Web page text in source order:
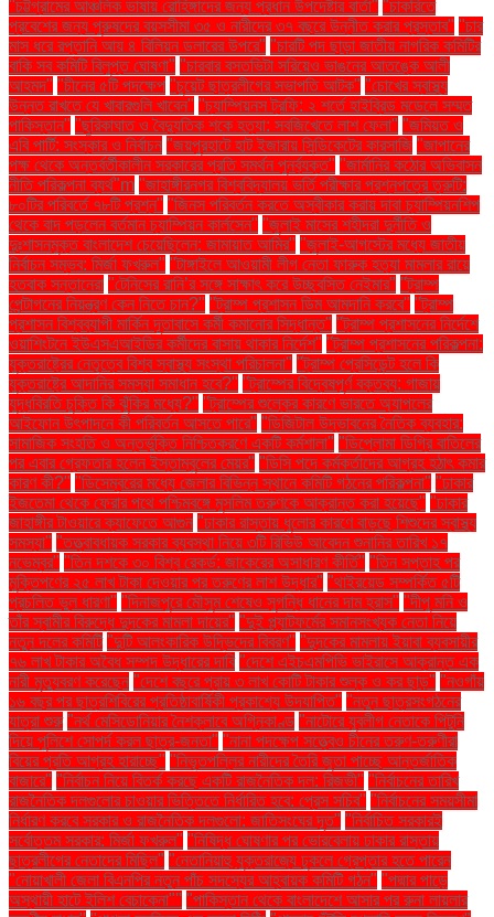
"চট্টগ্রামের আঞ্চলিক ভাষায় রোহিঙ্গাদের জন্য প্রধান উপদেষ্টার বার্তা" "চাকরিতে
প্রবেশের জন্য পুরুষদের বয়সসীমা ৩৫ ও নারীদের ৩৭ বছরে উন্নীত করার প্রস্তাব" "চার
মাস ধরে রপ্তানি আয় ৪ বিলিয়ন ডলারের উপরে" "চারটি পদ ছাড়া জাতীয় নাগরিক কমিটির
বাকি সব কমিটি বিলুপ্ত ঘোষণা" "চারবার বসতভিটা সরিয়েও ভাঙনের আতঙ্কে আলী
আহমদ" "চীনের ৫টি পদক্ষেপ "চুয়েট ছাত্রলীগের সভাপতি আটক" "চোখের স্বাস্থ্য
উন্নত রাখতে যে খাবারগুলি খাবেন" "চ্যাম্পিয়নস ট্রফি: ২ শর্তে হাইব্রিড মডেলে সম্মত
পাকিস্তান" "ছুরিকাঘাত ও বৈদ্যুতিক শকে হত্যা: সবজিখেতে লাশ ফেলা" "জমিয়ত ও
এবি পার্টি: সংস্কার ও নির্বাচন "জয়পুরহাটে হাট ইজারায় সিন্ডিকেটের কারসাজি "জাপানের
পক্ষ থেকে অন্তর্বর্তীকালীন সরকারের প্রতি সমর্থন পুনর্ব্যক্ত" "জার্মানির কঠোর অভিবাসন
নীতি পরিকল্পনা ব্যর্থ"m "জাহাঙ্গীরনগর বিশ্ববিদ্যালয় ভর্তি পরীক্ষার প্রশ্নপত্রে ত্রুটি:
৮০টির পরিবর্তে ৭৮টি প্রশ্ন" "জিনস পরিবর্তন করতে অস্বীকার করায় দাবা চ্যাম্পিয়নশিপ
থেকে বাদ পড়লেন বর্তমান চ্যাম্পিয়ন কার্লসেন" "জুলাই মাসের শহীদরা দুর্নীতি ও
দুঃশাসনমুক্ত বাংলাদেশ চেয়েছিলেন: জামায়াত আমির" "জুলাই-আগস্টের মধ্যে জাতীয়
নির্বাচন সম্ভব: মির্জা ফখরুল" "টাঙ্গাইলে আওয়ামী লীগ নেতা ফারুক হত্যা মামলার রায়ে
হতবাক সন্তানেরা "টেনিসের রানি’র সঙ্গে সাক্ষাৎ করে উচ্ছ্বসিত নেইমার" "ট্রাম্প
পেন্টাগনের নিয়ন্ত্রণ কেন নিতে চান?" "ট্রাম্প প্রশাসন ডিম আমদানি করবে" "ট্রাম্প
প্রশাসন বিশ্বব্যাপী মার্কিন দূতাবাসে কর্মী কমানোর সিদ্ধান্ত" "ট্রাম্প প্রশাসনের নির্দেশে
ওয়াশিংটনে ইউএসএআইডির কর্মীদের বাসায় থাকার নির্দেশ" "ট্রাম্প প্রশাসনের পরিকল্পনা:
যুক্তরাষ্ট্রের নেতৃত্বে বিশ্ব স্বাস্থ্য সংস্থা পরিচালনা" "ট্রাম্প প্রেসিডেন্ট হলে কি
যুক্তরাষ্ট্রে আদানির সমস্যা সমাধান হবে?" "ট্রাম্পের বিদ্বেষপূর্ণ বক্তব্য: গাজায়
যুদ্ধবিরতি চুক্তি কি ঝুঁকির মধ্যে?" "ট্রাম্পের শুল্কের কারণে ভারতে অ্যাপলের
আইফোন উৎপাদনে কী পরিবর্তন আসতে পারে" "ডিজিটাল উদ্ভাবনের নৈতিক ব্যবহার:
সামাজিক সংহতি ও অন্তর্ভুক্তি নিশ্চিতকরণে একটি কর্মশালা" "ডিপ্লোমা ডিগ্রি বাতিলের
পর এবার গ্রেফতার হলেন ইস্তাম্বুলের মেয়র" "ডিসি পদে কর্মকর্তাদের আগ্রহ হঠাৎ কমার
কারণ কী?" "ডিসেম্বরের মধ্যে জেলার বিভিন্ন স্থানে কমিটি গঠনের পরিকল্পনা" "ঢাকার
ইজতেমা থেকে ফেরার পথে পশ্চিমবঙ্গে মুসলিম তরুণকে আক্রান্ত করা হয়েছে" "ঢাকার
জাহাঙ্গীর টাওয়ারে ক্যাফেতে আগুন "ঢাকার রাস্তায় ধুলোর কারণে বাড়ছে শিশুদের স্বাস্থ্য
সমস্যা" "তত্ত্বাবধায়ক সরকার ব্যবস্থা নিয়ে ৩টি রিভিউ আবেদন শুনানির তারিখ ১৭
নভেম্বর" "তিন দশকে ৩০ বিশ্ব রেকর্ড: জাকেরের অসাধারণ কীর্তি" "তিন সপ্তাহ পর
মুক্তিপণের ২৫ লাখ টাকা দেওয়ার পর তরুণের লাশ উদ্ধার" "থাইরয়েড সম্পর্কিত ৫টি
প্রচলিত ভুল ধারণা" "দিনাজপুরে মৌসুম শেষেও সুগন্ধি ধানের দাম হ্রাস" "দীপু মনি ও
তাঁর স্বামীর বিরুদ্ধে দুদকের মামলা দায়ের" "দুই প্ল্যাটফর্মের সমানসংখ্যক নেতা নিয়ে
নতুন দলের কমিটি "দুটি আলংকারিক উদ্ভিদের বিবরণ" "দুদকের মামলায় ইয়াবা ব্যবসায়ীর
৭৬ লাখ টাকার অবৈধ সম্পদ উদ্ধারের দাবি "দেশে এইচএমপিভি ভাইরাসে আক্রান্ত এক
নারী মৃত্যুবরণ করেছেন "দেশে বছরে প্রায় ৩ লাখ কোটি টাকার শুল্ক ও কর ছাড়" "নওগাঁয়
১৬ বছর পর ছাত্রশিবিরের প্রতিষ্ঠাবার্ষিকী প্রকাশ্যে উদযাপিত" "নতুন ছাত্রসংগঠনের
যাত্রা শুরু "নর্থ মেসিডোনিয়ার নৈশক্লাবে অগ্নিকাণ্ড "নাটোরে যুবলীগ নেতাকে পিটুনি
দিয়ে পুলিশে সোপর্দ করল ছাত্র-জনতা" "নানা পদক্ষেপ সত্ত্বেও চীনের তরুণ-তরুণীরা
বিয়ের প্রতি আগ্রহ হারাচ্ছে" "নিভৃতপল্লির নারীদের তৈরি জুতা পাচ্ছে আন্তর্জাতিক
বাজারে" "নির্বাচন নিয়ে বিতর্ক করছে একটি রাজনৈতিক দল: রিজভী" "নির্বাচনের তারিখ
রাজনৈতিক দলগুলোর চাওয়ার ভিত্তিতে নির্ধারিত হবে: প্রেস সচিব" "নির্বাচনের সময়সীমা
নির্ধারণ করবে সরকার ও রাজনৈতিক দলগুলো: জাতিসংঘের দূত" "নির্বাচিত সরকারই
সর্বোত্তম সরকার: মির্জা ফখরুল" "নিষিদ্ধ ঘোষণার পর ভোরবেলায় ঢাকার রাস্তায়
ছাত্রলীগের নেতাদের মিছিল" "নেতানিয়াহু যুক্তরাজ্যে ঢুকলে গ্রেপ্তার হতে পারেন
"নোয়াখালী জেলা বিএনপির নতুন পাঁচ সদস্যের আহ্বায়ক কমিটি গঠন" "পদ্মার পাড়ে
অস্থায়ী হাটে ইলিশ বেচাকেনা"'' "পাকিস্তান থেকে বাংলাদেশে আসার পর রুনা লায়লার